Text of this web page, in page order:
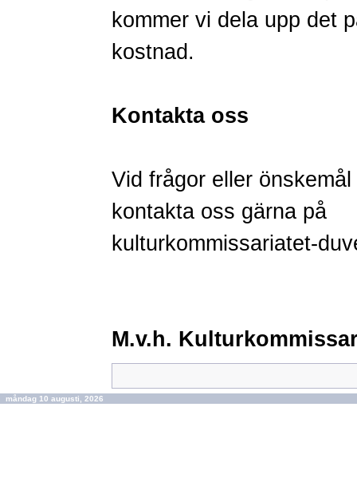
kommer vi dela upp det
kostnad.
Kontakta oss
Vid frågor eller
kontakta oss gärna på
kulturkommissariatet-
M.v.h.
måndag 10 augusti, 2026